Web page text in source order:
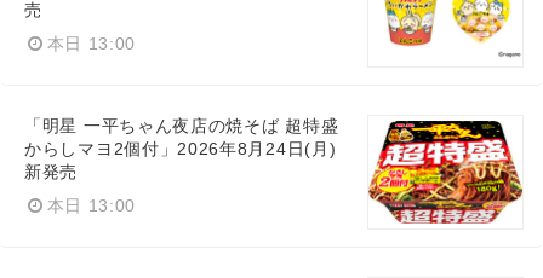
売
本日 13:00
「明星 一平ちゃん夜店の焼そば 超特盛
からしマヨ2個付」2026年8月24日(月)
新発売
本日 13:00